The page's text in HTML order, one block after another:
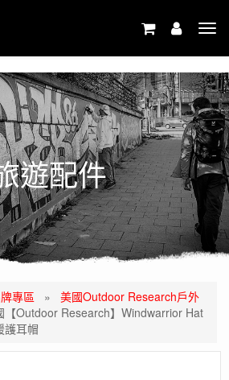
遊配件
專區 » 美國Outdoor Research戶外
【Outdoor Research】Windwarrior Hat
護耳帽